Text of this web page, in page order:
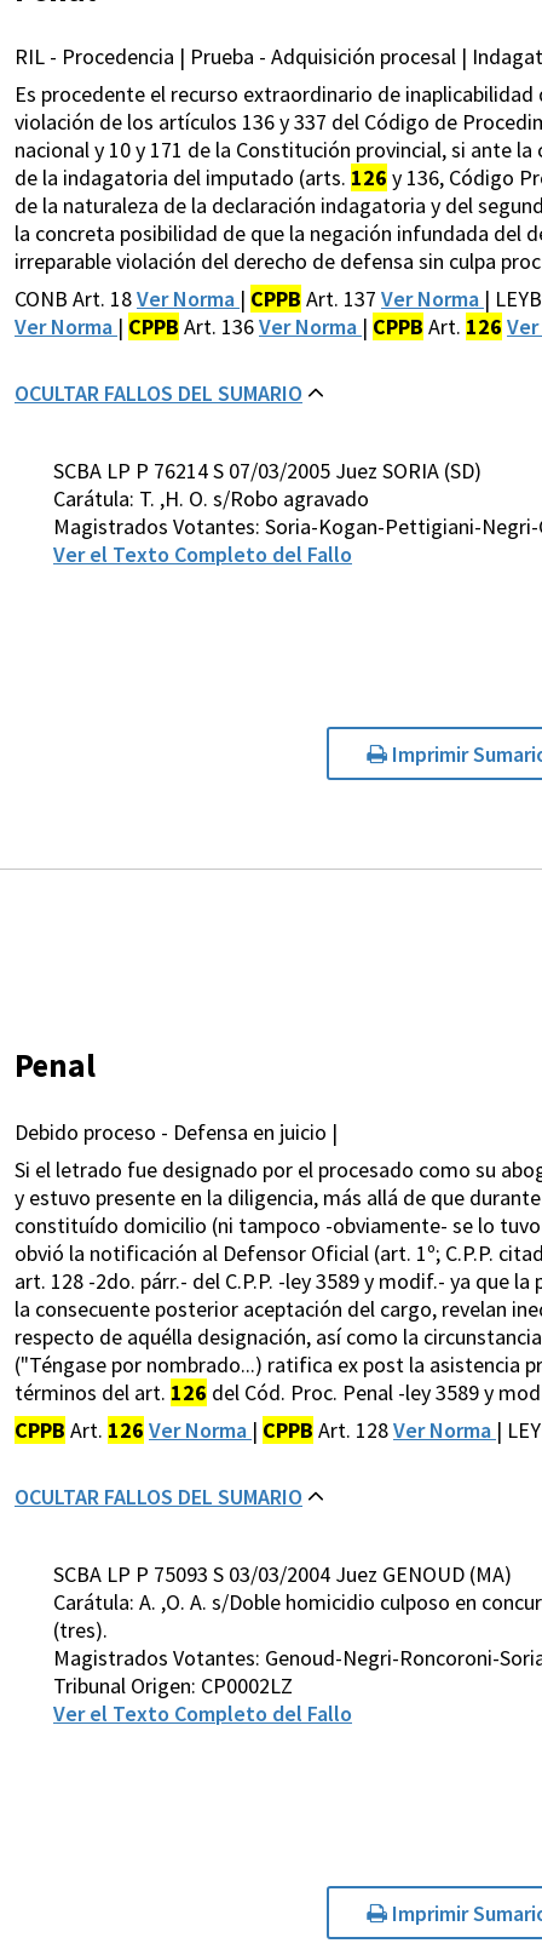
RIL - Procedencia | Prueba - Adquisición procesal |
Es procedente el recurso extraordinario de
violación de los artículos 136 y 337 del Código de
nacional y 10 y 171 de la Constitución provincial, si ante
de la indagatoria del imputado (arts. 126 y 136, Código
de la naturaleza de la declaración indagatoria y del
la concreta posibilidad de que la negación infundada del
irreparable violación del derecho de defensa sin culpa
CONB Art. 18Ver Norma | CPPB Art. 137 Ver Norma |
Ver Norma | CPPB Art. 136Ver Norma | CPPB Art. 126
OCULTAR FALLOS DEL SUMARIO
SCBA LP P 76214 S 07/03/2005 Juez SORIA (SD)
Carátula: T. ,H. O. s/Robo agravado
Magistrados Votantes: Soria-Kogan-Pettigiani-Negri-
Ver el Texto Completo del Fallo
Imprimir
Penal
Debido proceso - Defensa en juicio |
Si el letrado fue designado por el procesado como su
y estuvo presente en la diligencia, más allá de que
constituído domicilio (ni tampoco -obviamente- se lo
obvió la notificación al Defensor Oficial (art. 1º; C.P.P.
art. 128 -2do. párr.- del C.P.P. -ley 3589 y modif.- ya que
la consecuente posterior aceptación del cargo, revelan
respecto de aquélla designación, así como la
("Téngase por nombrado...) ratifica ex post la asistencia
términos del art. 126 del Cód. Proc. Penal -ley 3589 y
CPPB Art. 126 Ver Norma | CPPB Art. 128Ver Norma |
OCULTAR FALLOS DEL SUMARIO
SCBA LP P 75093 S 03/03/2004 Juez GENOUD (MA)
Carátula: A. ,O. A. s/Doble homicidio culposo en
(tres).
Magistrados Votantes: Genoud-Negri-Roncoroni-
Tribunal Origen: CP0002LZ
Ver el Texto Completo del Fallo
Imprimir